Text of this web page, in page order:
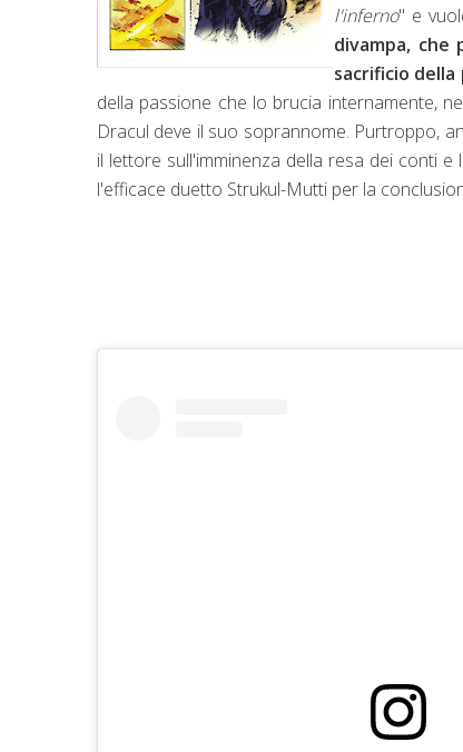
l'inferno" e
divampa,
sacrificio
della passione che lo brucia internamente,
Dracul deve il suo soprannome. Purtroppo,
il lettore sull'imminenza della resa dei conti
l'efficace duetto Strukul-Mutti per la